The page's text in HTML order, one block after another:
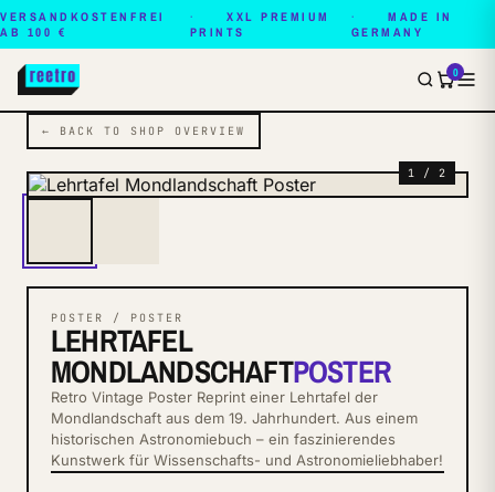
VERSANDKOSTENFREI
AB 100 €
XXL PREMIUM
PRINTS
MADE IN
GERMANY
0
← BACK TO SHOP OVERVIEW
1 / 2
POSTER / POSTER
LEHRTAFEL
MONDLANDSCHAFTPOSTER
Retro Vintage Poster Reprint einer Lehrtafel der
Mondlandschaft aus dem 19. Jahrhundert. Aus einem
historischen Astronomiebuch – ein faszinierendes
Kunstwerk für Wissenschafts- und Astronomieliebhaber!